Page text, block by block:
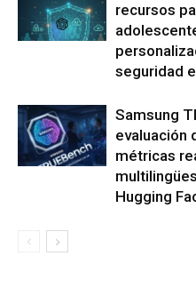
recursos
seguridad
Samsung
evaluación
métricas
Hugging